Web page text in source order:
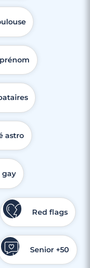
astro
gay
Red flags
Senior +50